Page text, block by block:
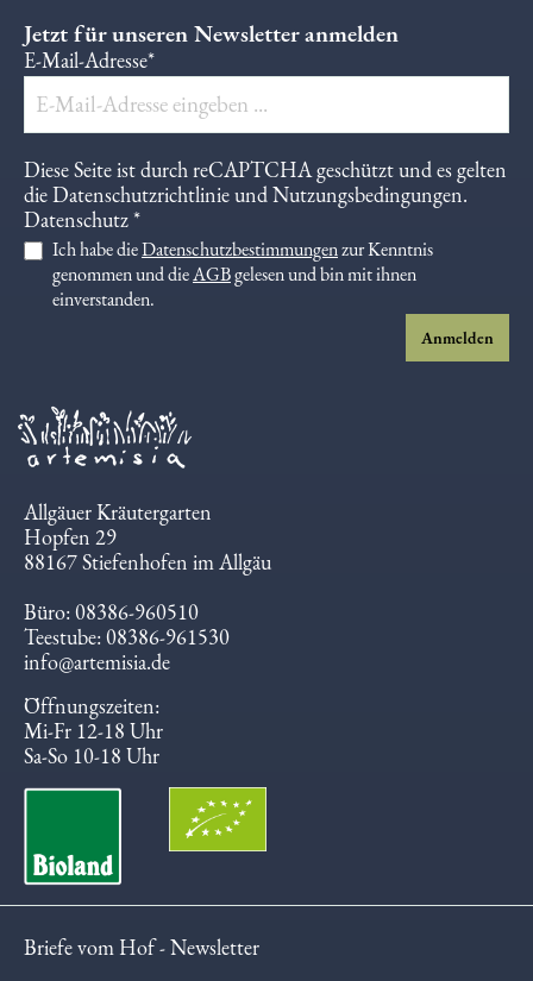
Jetzt für unseren Newsletter anmelden
E-Mail-Adresse*
Diese Seite ist durch reCAPTCHA geschützt und es gelten
dieDatenschutzrichtlinie undNutzungsbedingungen.
Datenschutz *
Ich habe dieDatenschutzbestimmungenzur Kenntnis
genommen und dieAGBgelesen und bin mit ihnen
einverstanden.
Anmelden
Allgäuer Kräutergarten
Hopfen 29
88167 Stiefenhofen im Allgäu
Büro: 08386-960510
Teestube: 08386-961530
info@artemisia.de
Öffnungszeiten:
Mi-Fr 12-18 Uhr
Sa-So 10-18 Uhr
Briefe vom Hof - Newsletter